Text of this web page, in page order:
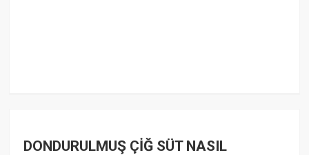
DONDURULMUŞ ÇİĞ SÜT NASIL